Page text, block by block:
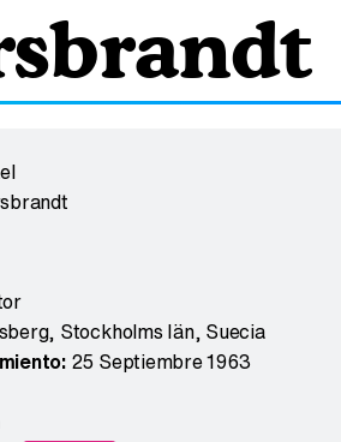
Stockholms Iän, Suecia
25 Septiembre 1963